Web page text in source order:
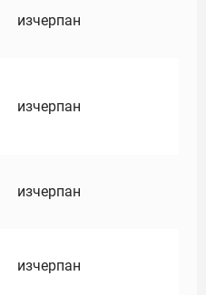
изчерпан
изчерпан
изчерпан
изчерпан